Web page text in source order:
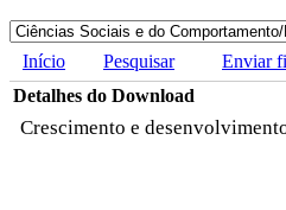
Início Pesquisar Enviar
Detalhes do Download
Crescimento e